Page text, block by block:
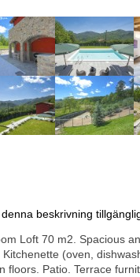
beskrivning
Loft 70 m2. Spacious
(oven,
floors. Patio. Terrace